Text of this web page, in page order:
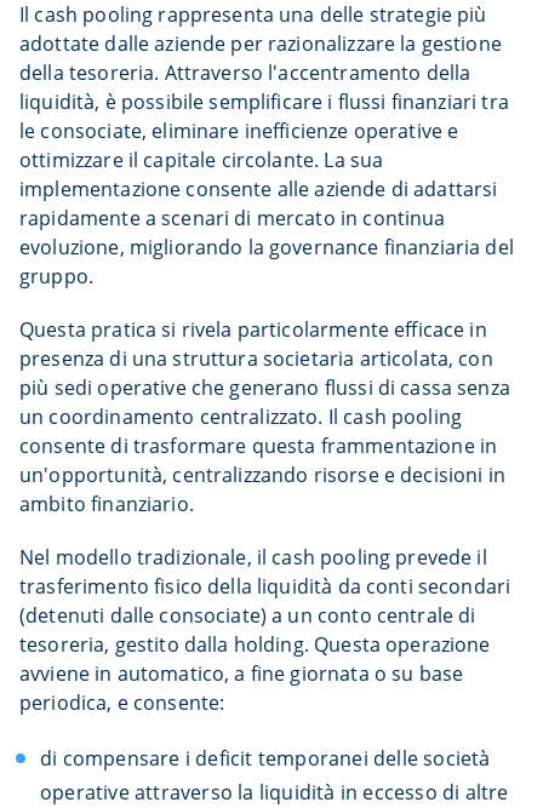
Il cash pooling rappresenta una delle strategie più
adottate dalle aziende per razionalizzare la gestione
della tesoreria. Attraverso l'accentramento della
liquidità, è possibile semplificare i flussi finanziari tra
le consociate, eliminare inefficienze operative e
ottimizzare il capitale circolante. La sua
implementazione consente alle aziende di adattarsi
rapidamente a scenari di mercato in continua
evoluzione, migliorando la governance finanziaria del
gruppo.
Questa pratica si rivela particolarmente efficace in
presenza di una struttura societaria articolata, con
più sedi operative che generano flussi di cassa senza
un coordinamento centralizzato. Il cash pooling
consente di trasformare questa frammentazione in
un'opportunità, centralizzando risorse e decisioni in
ambito finanziario.
Nel modello tradizionale, il cash pooling prevede il
trasferimento fisico della liquidità da conti secondari
(detenuti dalle consociate) a un conto centrale di
tesoreria, gestito dalla holding. Questa operazione
avviene in automatico, a fine giornata o su base
periodica, e consente:
di compensare i deficit temporanei delle società
operative attraverso la liquidità in eccesso di altre